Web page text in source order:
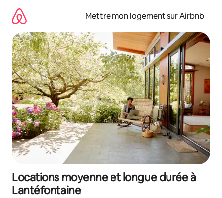
directement
contenu
Mettre mon logement sur Airbnb
Locations moyenne et longue durée à
Lantéfontaine